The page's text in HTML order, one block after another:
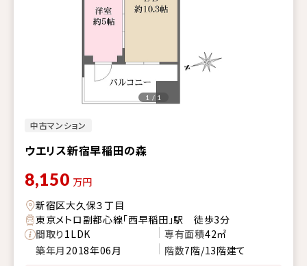
中古マンション
ウエリス新宿早稲田の森
1 / 1
8,150 万円
新宿区大久保３丁目
東京メトロ副都心線「西早稲田」駅 徒歩3分
間取り1LDK 専有面積42㎡
築年月 2018年06月 階数7階/13階建て